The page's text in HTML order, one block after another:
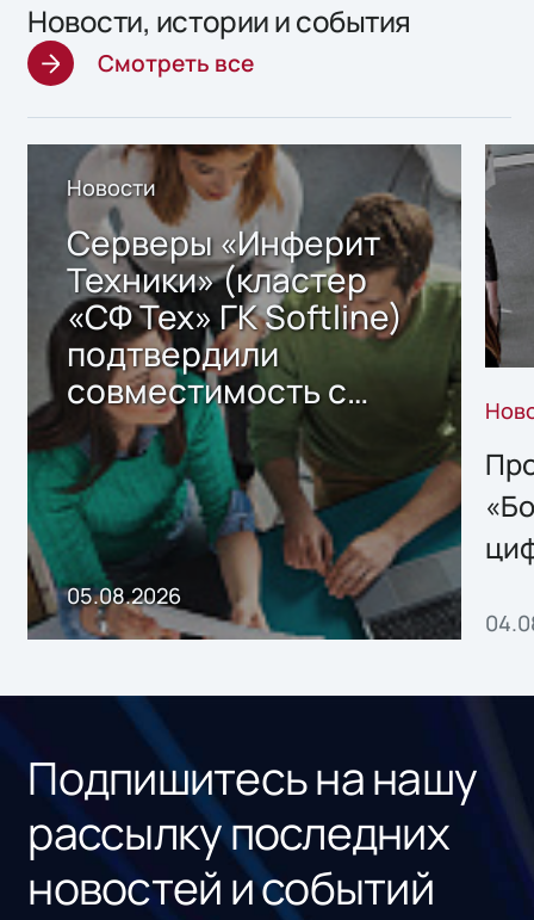
Новости, истории и события
Смотреть все
Новости
Серверы «Инферит
Техники» (кластер
«СФ Тех» ГК Softline)
подтвердили
совместимость с
решением Sharx
Storage 2.x для
хранения данных
05.08.2026
Подпишитесь на нашу
рассылку последних
новостей и событий